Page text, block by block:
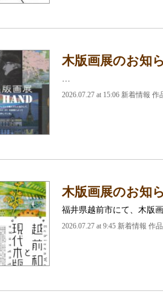
木版画展のお知
2026.07.27 at 15:06 新着情報
木版画展のお知
福井県越前市にて、木版
2026.07.27 at 9:45 新着情報 作